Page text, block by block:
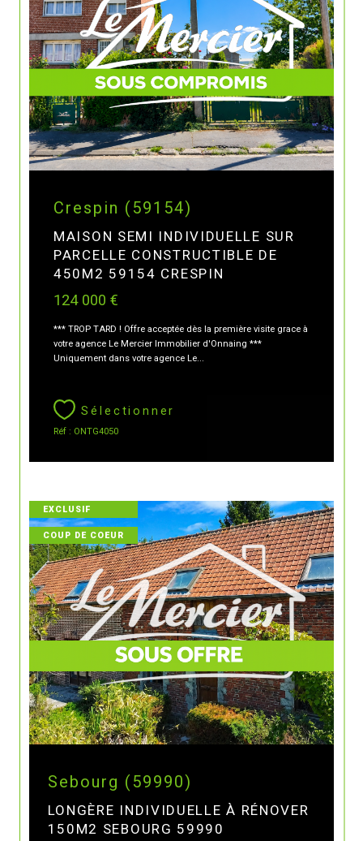
Crespin (59154)
MAISON SEMI INDIVIDUELLE SUR
PARCELLE CONSTRUCTIBLE DE
450M2 59154 CRESPIN
124 000 €
*** TROP TARD ! Offre acceptée dès la première visite grace à
votre agence Le Mercier Immobilier d'Onnaing ***
Uniquement dans votre agence Le...
Sélectionner
Réf : ONTG4050
Sebourg (59990)
LONGÈRE INDIVIDUELLE À RÉNOVER
150M2 SEBOURG 59990
EXCLUSIF
COUP DE COEUR